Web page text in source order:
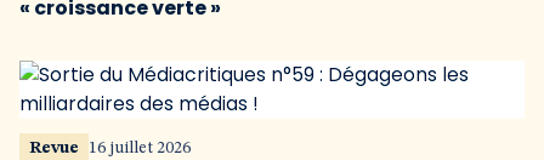
« croissance verte »
Revue 16 juillet 2026